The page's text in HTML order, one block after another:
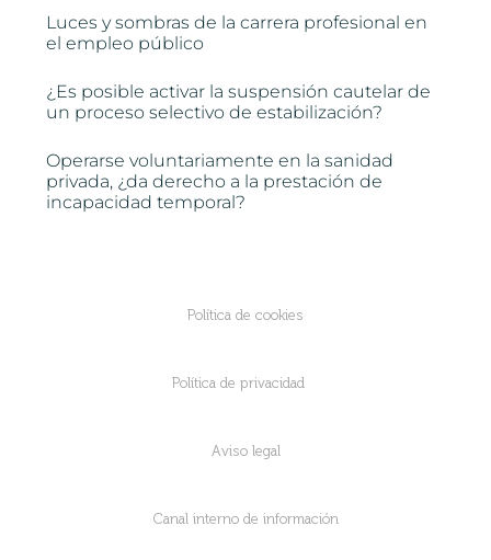
Luces y sombras de la carrera profesional en
el empleo público
¿Es posible activar la suspensión cautelar de
un proceso selectivo de estabilización?
Operarse voluntariamente en la sanidad
privada, ¿da derecho a la prestación de
incapacidad temporal?
Política de cookies
Política de privacidad
Aviso legal
Canal interno de información